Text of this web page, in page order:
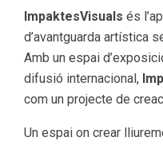
ImpaktesVisuals és
d’avantguarda artística
Amb un espai
difusió internacional,
com un projecte de
Un espai on crear